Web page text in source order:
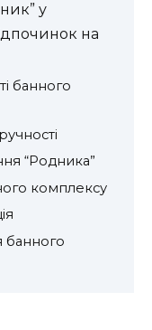
у
на
банного
“Родника”
комплексу
банного